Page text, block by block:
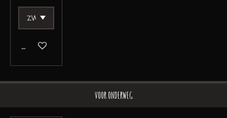
In winkelwagen
VOOR ONDERWEG